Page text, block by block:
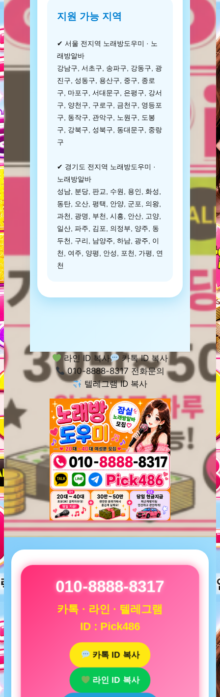
지원 가능 지역
✔ 서울 전지역 노래방도우미 · 노
래방알바
강남구, 서초구, 송파구, 강동구, 광
진구, 성동구, 용산구, 중구, 종로
구, 마포구, 서대문구, 은평구, 강서
구, 양천구, 구로구, 금천구, 영등포
구, 동작구, 관악구, 노원구, 도봉
구, 강북구, 성북구, 동대문구, 중랑
구
✔ 경기도 전지역 노래방도우미 ·
노래방알바
성남, 분당, 판교, 수원, 용인, 화성,
동탄, 오산, 평택, 안양, 군포, 의왕,
과천, 광명, 부천, 시흥, 안산, 고양,
일산, 파주, 김포, 의정부, 양주, 동
두천, 구리, 남양주, 하남, 광주, 이
천, 여주, 양평, 안성, 포천, 가평, 연
천
라인 ID 복사
카톡 ID 복사
010-8888-8317 전화문의
텔레그램 ID 복사
010-8888-8317
카톡 · 라인 · 텔레그램
ID : Pick486
카톡 ID 복사
라인 ID 복사